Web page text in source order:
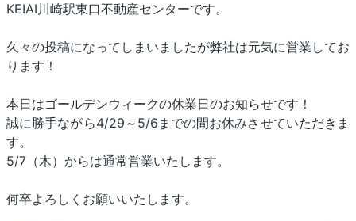
KEIAI川崎駅東口不動産センターです。
久々の投稿になってしまいましたが弊社は元気に営業してお
ります！
本日はゴールデンウィークの休業日のお知らせです！
誠に勝手ながら4/29～5/6までの間お休みさせていただきま
す。
5/7（木）からは通常営業いたします。
何卒よろしくお願いいたします。